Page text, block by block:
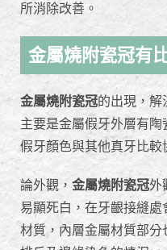
所消除改善。
金屬燒附瓷冠有
金屬燒附瓷冠的出現，解
主要是金屬假牙外層有陶
假牙顏色與其他真牙比較
論外觀， 金屬燒附瓷冠外
易顯死白，在牙齦接縫
材質，內層金屬材質部